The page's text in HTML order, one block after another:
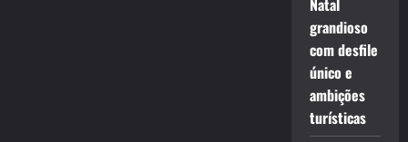
Natal
grandioso
com desfile
único e
ambições
turísticas